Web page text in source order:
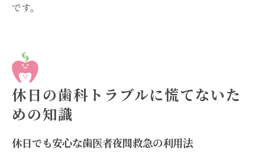
です。
休日の歯科トラブルに慌てないた
めの知識
休日でも安心な歯医者夜間救急の利用法